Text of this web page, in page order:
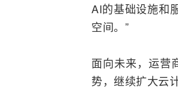
AI的基础设施和
空间。”
面向未来，运营
势，继续扩大云